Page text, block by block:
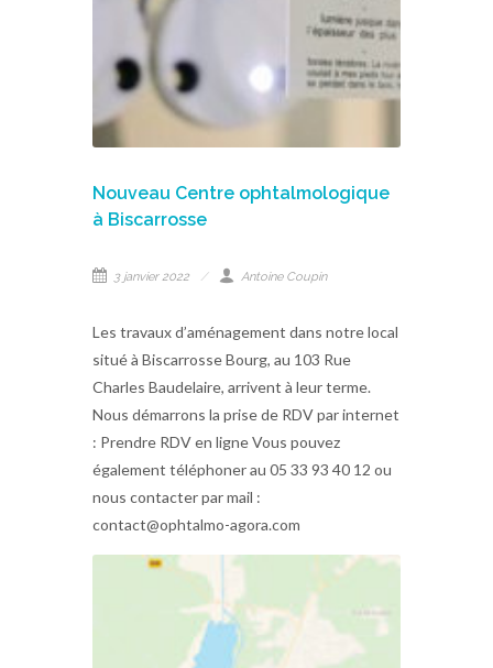
Nouveau Centre ophtalmologique
à Biscarrosse
3 janvier 2022 Antoine Coupin
Les travaux d’aménagement dans notre local
situé à Biscarrosse Bourg, au 103 Rue
Charles Baudelaire, arrivent à leur terme.
Nous démarrons la prise de RDV par internet
: Prendre RDV en ligne Vous pouvez
également téléphoner au 05 33 93 40 12 ou
nous contacter par mail :
contact@ophtalmo-agora.com